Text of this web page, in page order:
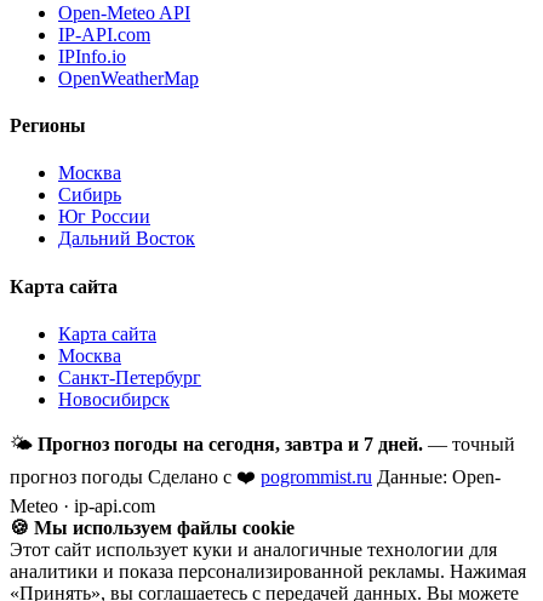
Open-Meteo API
IP-API.com
IPInfo.io
OpenWeatherMap
Регионы
Москва
Сибирь
Юг России
Дальний Восток
Карта сайта
Карта сайта
Москва
Санкт-Петербург
Новосибирск
🌤 Прогноз погоды на сегодня, завтра и 7 дней. — точный
прогноз погоды Сделано с ❤️ pogrommist.ru Данные: Open-
Meteo · ip-api.com
🍪 Мы используем файлы cookie
Этот сайт использует куки и аналогичные технологии для
аналитики и показа персонализированной рекламы. Нажимая
«Принять», вы соглашаетесь с передачей данных. Вы можете